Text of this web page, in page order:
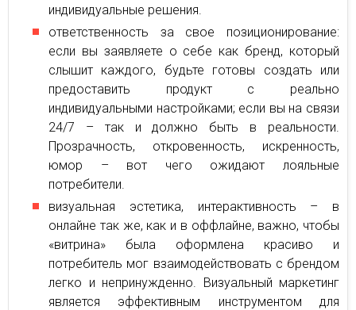
индивидуальные решения.
ответственность за свое позиционирование:
если вы заявляете о себе как бренд, который
слышит каждого, будьте готовы создать или
предоставить продукт с реально
индивидуальными настройками; если вы на связи
24/7 – так и должно быть в реальности.
Прозрачность, откровенность, искренность,
юмор – вот чего ожидают лояльные
потребители.
визуальная эстетика, интерактивность – в
онлайне так же, как и в оффлайне, важно, чтобы
«витрина» была оформлена красиво и
потребитель мог взаимодействовать с брендом
легко и непринужденно. Визуальный маркетинг
является эффективным инструментом для